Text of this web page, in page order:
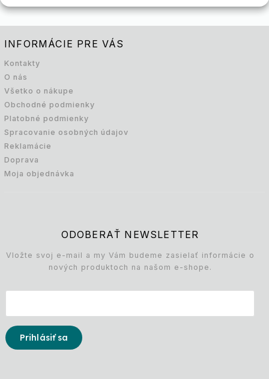
INFORMÁCIE PRE VÁS
Kontakty
O nás
Všetko o nákupe
Obchodné podmienky
Platobné podmienky
Spracovanie osobných údajov
Reklamácie
Doprava
Moja objednávka
ODOBERAŤ NEWSLETTER
Vložte svoj e-mail a my Vám budeme zasielať informácie o
nových produktoch na našom e-shope.
Prihlásiť sa